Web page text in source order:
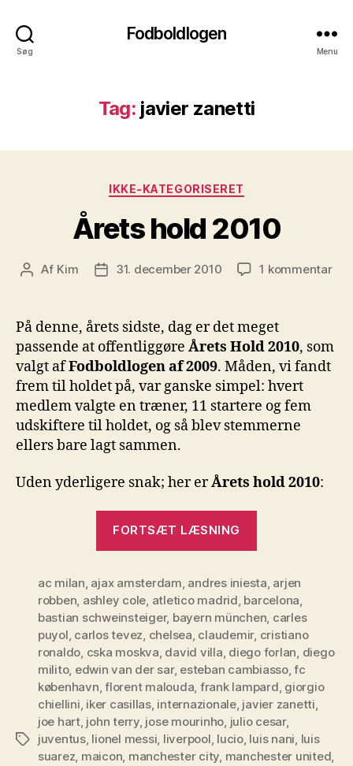
Søg
Fodboldlogen
Menu
Tag: javier zanetti
Kategorier
IKKE-KATEGORISERET
Årets hold 2010
Indlægsforfatter
Af Kim Indlægsdato
31. december 2010 1 kommentartil
På denne, årets sidste, dag er det meget
passende at offentliggøre Årets Hold 2010, som
valgt afFodboldlogen af 2009. Måden, vi fandt
frem til holdet på, var ganske simpel: hvert
medlem valgte en træner, 11 startere og fem
udskiftere til holdet, og så blev stemmerne
ellers bare lagt sammen.
Uden yderligere snak; her erÅrets hold 2010:
FORTSÆT LÆSNING
Tags
ac milan ajax amsterdam andres iniesta arjen
robben ashley cole atletico madrid barcelona
bastian schweinsteiger, bayern münchen carles
puyol carlos tevez chelsea claudemir, cristiano
ronaldo cska moskva david villa diego forlan diego
milito, edwin van der sar, esteban cambiasso,fc
københavn ,florent malouda frank lampard giorgio
chiellini iker casillas, internazionale, javier zanetti
joe hart, john terry, jose mourinho julio cesar,
juventus, lionel messi liverpool lucio, luis nani luis
suarez maicon manchester city manchester united